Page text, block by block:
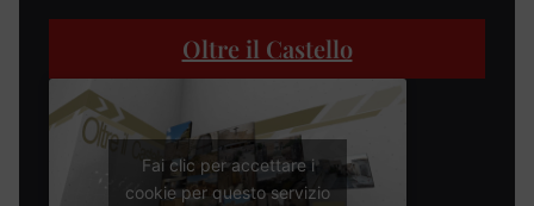
Oltre il Castello
Fai clic per accettare i
cookie per questo servizio